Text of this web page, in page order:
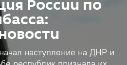
России по
наступление на ДНР и